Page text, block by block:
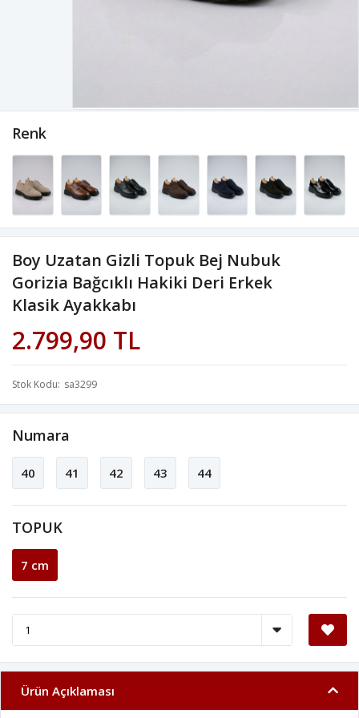
Boy Uzatan Gizli Topuk Bej Nubuk
Gorizia Bağcıklı Hakiki Deri Erkek
Klasik Ayakkabı
2.799,90 TL
Stok Kodu sa3299
Renk
Numara
40 41 42 43 44
TOPUK
7 cm
Ürün Açıklaması